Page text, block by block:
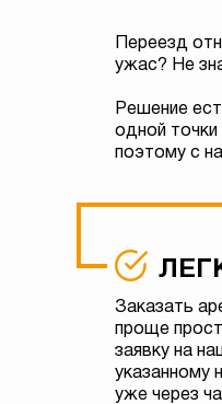
Переезд
ужас? Не
Решение
одной
поэтому с
Заказать
проще
заявку на
указанному
уже через